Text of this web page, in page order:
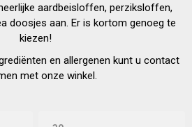
aardbeisloffen, perziksloffen,
doosjes aan. Er is kortom genoeg te
kiezen!
en allergenen kunt u contact
met onze winkel.